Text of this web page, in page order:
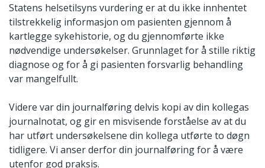
Statens helsetilsyns vurdering er at du ikke innhentet
tilstrekkelig informasjon om pasienten gjennom å
kartlegge sykehistorie, og du gjennomførte ikke
nødvendige undersøkelser. Grunnlaget for å stille riktig
diagnose og for å gi pasienten forsvarlig behandling
var mangelfullt.
Videre var din journalføring delvis kopi av din kollegas
journalnotat, og gir en misvisende forståelse av at du
har utført undersøkelsene din kollega utførte to døgn
tidligere. Vi anser derfor din journalføring for å være
utenfor god praksis.